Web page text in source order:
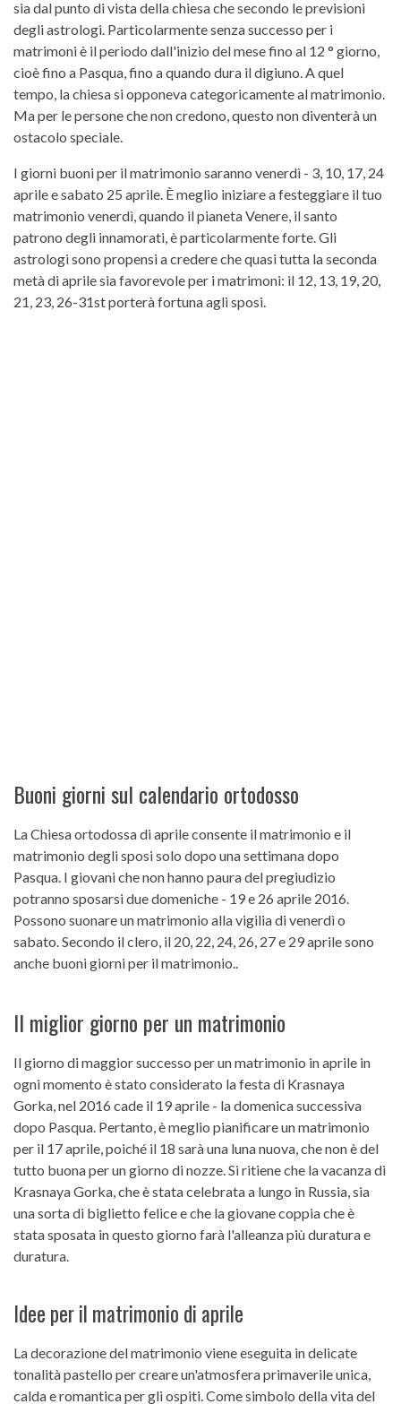
sia dal punto di vista della chiesa che secondo le previsioni
degli astrologi. Particolarmente senza successo per i
matrimoni è il periodo dall'inizio del mese fino al 12 ° giorno,
cioè fino a Pasqua, fino a quando dura il digiuno. A quel
tempo, la chiesa si opponeva categoricamente al matrimonio.
Ma per le persone che non credono, questo non diventerà un
ostacolo speciale.
I giorni buoni per il matrimonio saranno venerdì - 3, 10, 17, 24
aprile e sabato 25 aprile. È meglio iniziare a festeggiare il tuo
matrimonio venerdì, quando il pianeta Venere, il santo
patrono degli innamorati, è particolarmente forte. Gli
astrologi sono propensi a credere che quasi tutta la seconda
metà di aprile sia favorevole per i matrimoni: il 12, 13, 19, 20,
21, 23, 26-31st porterà fortuna agli sposi.
Buoni giorni sul calendario ortodosso
La Chiesa ortodossa di aprile consente il matrimonio e il
matrimonio degli sposi solo dopo una settimana dopo
Pasqua. I giovani che non hanno paura del pregiudizio
potranno sposarsi due domeniche - 19 e 26 aprile 2016.
Possono suonare un matrimonio alla vigilia di venerdì o
sabato. Secondo il clero, il 20, 22, 24, 26, 27 e 29 aprile sono
anche buoni giorni per il matrimonio..
Il miglior giorno per un matrimonio
Il giorno di maggior successo per un matrimonio in aprile in
ogni momento è stato considerato la festa di Krasnaya
Gorka, nel 2016 cade il 19 aprile - la domenica successiva
dopo Pasqua. Pertanto, è meglio pianificare un matrimonio
per il 17 aprile, poiché il 18 sarà una luna nuova, che non è del
tutto buona per un giorno di nozze. Si ritiene che la vacanza di
Krasnaya Gorka, che è stata celebrata a lungo in Russia, sia
una sorta di biglietto felice e che la giovane coppia che è
stata sposata in questo giorno farà l'alleanza più duratura e
duratura.
Idee per il matrimonio di aprile
La decorazione del matrimonio viene eseguita in delicate
tonalità pastello per creare un'atmosfera primaverile unica,
calda e romantica per gli ospiti. Come simbolo della vita del